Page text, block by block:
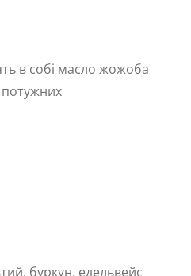
в собі масло жожоба
потужних
буркун, едельвейс